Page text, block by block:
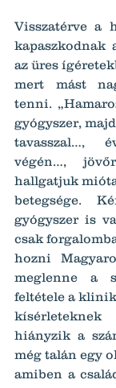
Visszatérve a
kapaszkodnak
az üres
mert mást
tenni.
gyógyszer, majd
tavasszal…,
végén…,
hallgatjuk
betegsége.
gyógyszer is
csak
hozni
meglenne a
feltétele a
hiányzik a
még talán egy
amiben a